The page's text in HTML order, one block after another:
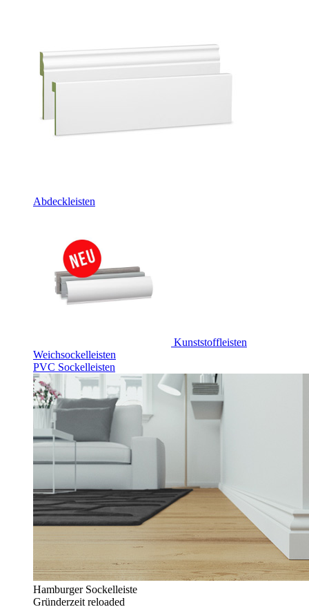
Abdeckleisten
Kunststoffleisten
Weichsockelleisten
PVC Sockelleisten
Hamburger Sockelleiste
Gründerzeit reloaded